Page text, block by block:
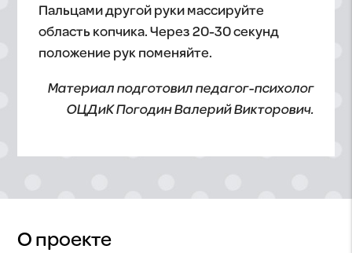
Пальцами другой руки массируйте
область копчика. Через 20-30 секунд
положение рук поменяйте.
Материал подготовил педагог-психолог
ОЦДиК Погодин Валерий Викторович.
О проекте